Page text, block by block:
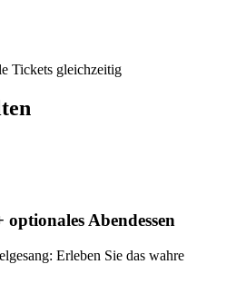
Tickets gleichzeitig
Abendessen
Erleben Sie das wahre